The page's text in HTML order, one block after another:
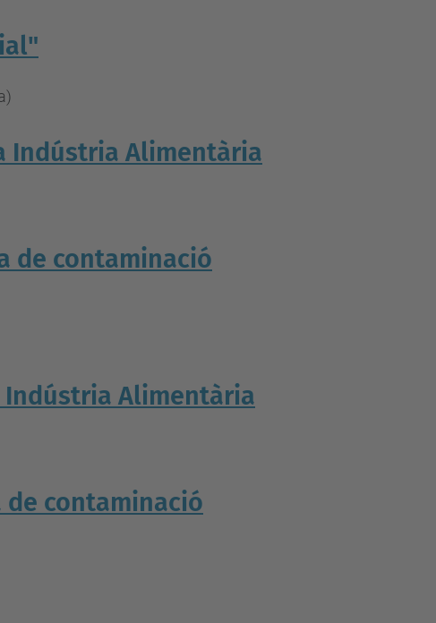
Indústria Alimentària
de contaminació
Indústria Alimentària
de contaminació